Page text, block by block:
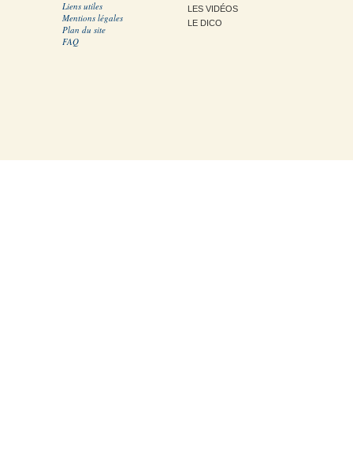
Liens utiles
Mentions légales
Plan du site
FAQ
LES VIDÉOS
LE DICO